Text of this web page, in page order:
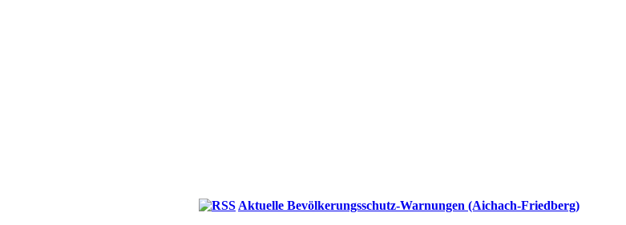
Aktuelle Bevölkerungsschutz-Warnungen (Aichach-Friedberg)